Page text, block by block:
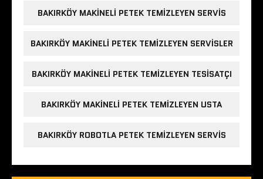
BAKIRKÖY MAKINELI PETEK TEMIZLEYEN SERVIS
BAKIRKÖY MAKINELI PETEK TEMIZLEYEN SERVISLER
BAKIRKÖY MAKINELI PETEK TEMIZLEYEN TESISATÇI
BAKIRKÖY MAKINELI PETEK TEMIZLEYEN USTA
BAKIRKÖY ROBOTLA PETEK TEMIZLEYEN SERVIS